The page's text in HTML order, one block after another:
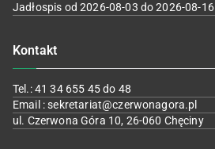
Jadłospis od 2026-08-03 do 2026-08-16
Kontakt
Tel.: 41 34 655 45 do 48
Email : sekretariat@czerwonagora.pl
ul. Czerwona Góra 10, 26-060 Chęciny